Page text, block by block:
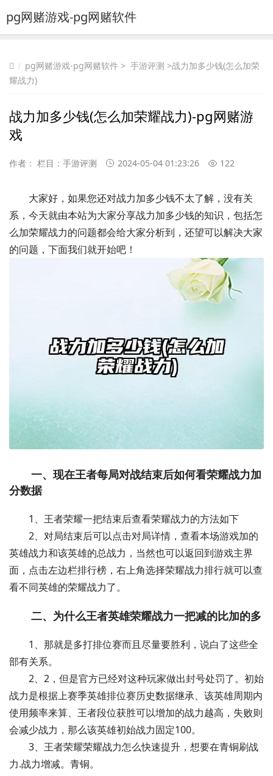
pg网赌游戏-pg网赌软件
pg网赌游戏-pg网赌软件 > 手游评测 >战力加多少钱(怎么加荣
耀战力)
战力加多少钱(怎么加荣耀战力)-pg网赌游
戏
作者： 栏目： 手游评测 2024-05-04 01:23:26 122
大家好，如果您还对战力加多少钱不太了解，没有关
系，今天就由本站为大家分享战力加多少钱的知识，包括怎
么加荣耀战力的问题都会给大家分析到，还望可以解决大家
的问题，下面我们就开始吧！
一、现在王者每局对战结束后如何看荣耀战力加
分数据
1、王者荣耀一把结束后查看荣耀战力的方法如下
2、对局结束后可以点击对局详情，查看本场游戏加的
英雄战力和该英雄的总战力，当然也可以返回到游戏主界
面，点击左边栏排行榜，右上角选择荣耀战力排行就可以查
看不同英雄的荣耀战力了。
二、为什么王者英雄荣耀战力一把减的比加的多
1、那就是多打排位赛而且尽量要胜利，说白了这些全
部有关系。
2、2，但是官方已经对这种玩家做出封号处罚了。初始
战力是根据上赛季英雄排位赛历史数据继承、该英雄周期内
使用频率来算、王者段位获胜可以增加的战力越高，失败则
会减少战力，那么该英雄初始战力固定100。
3、王者荣耀荣耀战力怎么快速提升，想要在青铜刷战
力.战力增减。青铜。